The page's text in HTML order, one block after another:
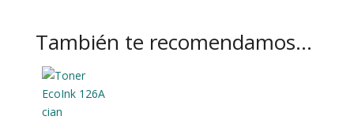
También te recomendamos…